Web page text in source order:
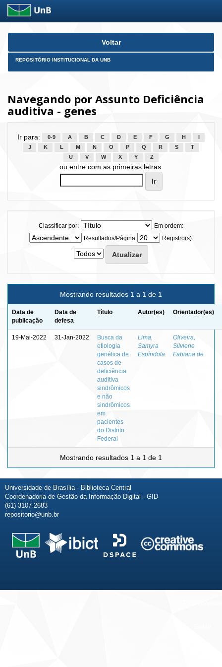
Skip
Voltar
REPOSITÓRIO INSTITUCIONAL DA UNB
Navegando por Assunto Deficiência
auditiva - genes
Ir para: 0-9 A B C D E F G H
J
K L M N O P Q R S
T
U
V W X Y Z
ou entre com as primeiras letras:
Classificar por:
Em ordem:
Resultados/Página
Registro(s):
Mostrando resultados 1 a 1 de 1
Data de
publicação
Data de
defesa
Título Autor(es) Orientador(es)
19-Mai-2022 31-Jan-2022
Busca da
etiologia
genética de
casos de
deficiência
auditiva
sindrômicos
e não
sindrômicos
em
pacientes
do Distrito
Federal
Lima,
Samyra
Espíndola
Oliveira,
Silviene
Fabiana de
Mostrando resultados 1 a 1 de 1
Universidade de Brasília - Biblioteca Central
Coordenadoria de Gestão da Informação Digital - GID
(61) 3107-2683
repositorio@unb.br